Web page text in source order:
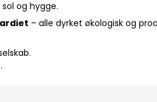
og hygge.
– alle dyrket økologisk og